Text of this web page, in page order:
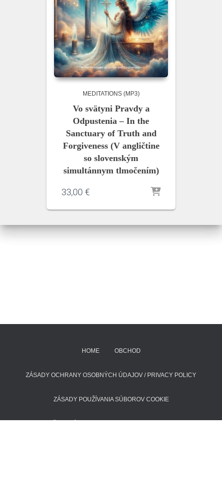
MEDITATIONS (MP3)
Vo svätyni Pravdy a
Odpustenia – In the
Sanctuary of Truth and
Forgiveness (V angličtine
so slovenským
simultánnym tlmočením)
33,00 €
HOME OBCHOD
ZÁSADY OCHRANY OSOBNÝCH ÚDAJOV / PRIVACY POLICY
ZÁSADY POUŽÍVANIA SÚBOROV COOKIE